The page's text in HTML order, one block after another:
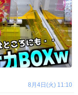
8月4日(火) 11:10